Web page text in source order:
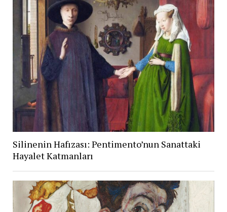
Silinenin Hafızası: Pentimento’nun Sanattaki
Hayalet Katmanları